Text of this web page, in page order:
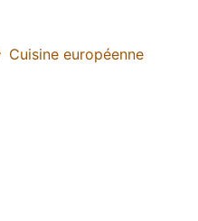
Cuisine européenne